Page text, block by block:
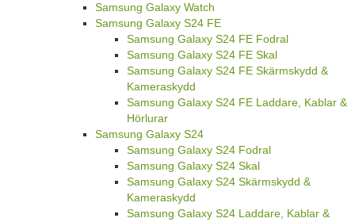
Samsung Galaxy Watch
Samsung Galaxy S24 FE
Samsung Galaxy S24 FE Fodral
Samsung Galaxy S24 FE Skal
Samsung Galaxy S24 FE Skärmskydd &
Kameraskydd
Samsung Galaxy S24 FE Laddare, Kablar &
Hörlurar
Samsung Galaxy S24
Samsung Galaxy S24 Fodral
Samsung Galaxy S24 Skal
Samsung Galaxy S24 Skärmskydd &
Kameraskydd
Samsung Galaxy S24 Laddare, Kablar &